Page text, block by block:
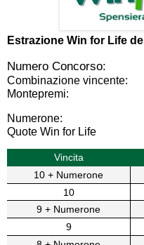
Estrazione Win for Life del
Numero Concorso:
Combinazione vincente:
Montepremi:
Numerone:
Quote Win for Life
Vincita
10 + Numerone
10
9 + Numerone
9